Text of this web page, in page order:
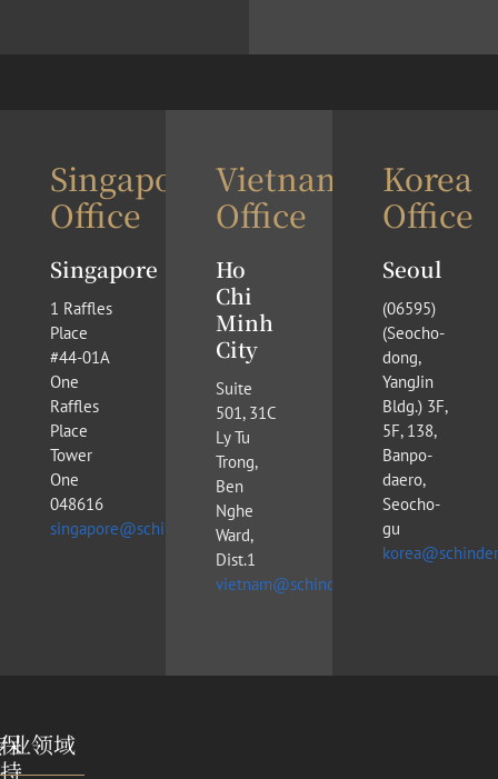
Singapore
Office
Singapore
1 Raffles
Place
#44-01A
One
Raffles
Place
Tower
One
048616
singapore@schinderlawfirm.com
Vietnam
Office
Ho
Chi
Minh
City
Suite
501, 31C
Ly Tu
Trong,
Ben
Nghe
Ward,
Dist.1
vietnam@schinderlawfirm.com
Korea
Office
Seoul
(​06595)
(Seocho-
dong,
YangJin
Bldg.) 3F,
5F, 138,
Banpo-
daero,
Seocho-
gu
保
持
业领域